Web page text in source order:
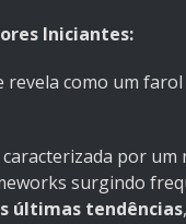
Iniciantes:
revela como um
por um
surgindo
últimas tendências